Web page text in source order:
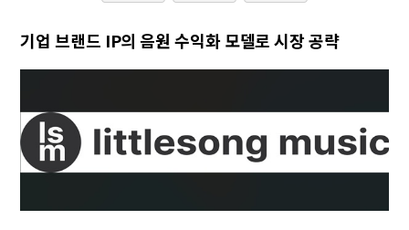
기업 브랜드 IP의 음원 수익화 모델로 시장 공략